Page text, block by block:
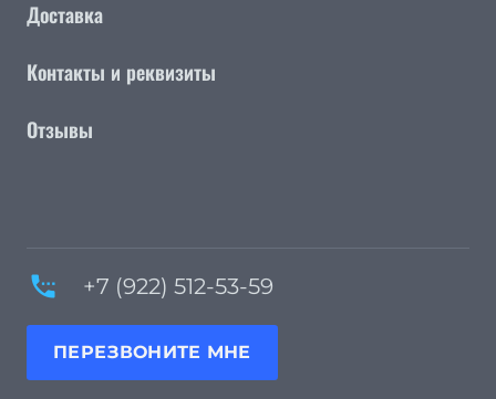
Доставка
Контакты и реквизиты
Отзывы
settings_phone +7 (922) 512-53-59
ПЕРЕЗВОНИТЕ МНЕ